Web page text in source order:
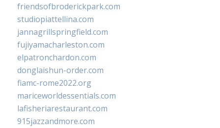
friendsofbroderickpark.com
studiopiattellina.com
jannagrillspringfield.com
fujiyamacharleston.com
elpatronchardon.com
donglaishun-order.com
fiamc-rome2022.org
mariceworldessentials.com
lafisheriarestaurant.com
915jazzandmore.com